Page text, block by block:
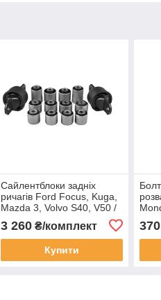
Сайлентблоки задніх
ричагів Ford Focus, Kuga,
Mazda 3, Volvo S40, V50 /
Leaderparts 00226297LP
3 260₴/комплект
Купити
370